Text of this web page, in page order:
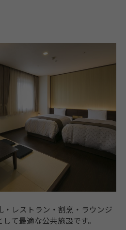
レストラン・割烹・ラウンジ
て最適な公共施設です。